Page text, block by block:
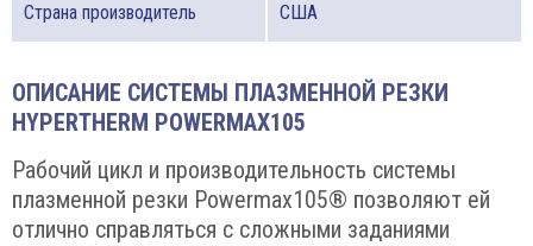
Страна производитель США
ОПИСАНИЕ СИСТЕМЫ ПЛАЗМЕННОЙ РЕЗКИ
HYPERTHERM POWERMAX105
Рабочий цикл и производительность системы
плазменной резки Powermax105® позволяют ей
отлично справляться с сложными заданиями